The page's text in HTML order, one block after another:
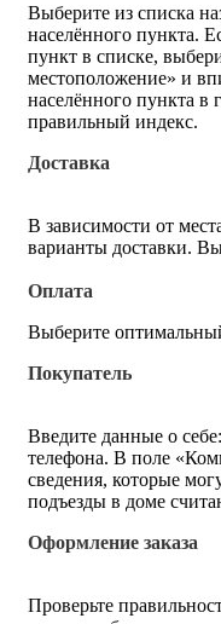
Выберите из списка
населённого пункта.
пункт в списке,
местоположение» и
населённого пункта в
правильный индекс.
Доставка
В зависимости от
варианты доставки.
Оплата
Выберите
Покупатель
Введите данные о
телефона. В поле
сведения, которые
подъезды в доме
Оформление заказа
Проверьте